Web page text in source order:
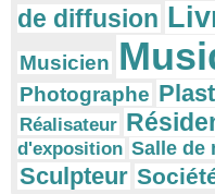
de diffusion
Musicien
Photographe
Réalisateur
d'exposition Salle de
Sculpteur